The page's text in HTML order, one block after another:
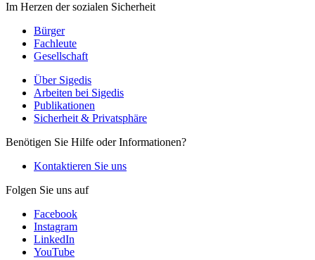
Im Herzen der sozialen Sicherheit
Bürger
Fachleute
Gesellschaft
Über Sigedis
Arbeiten bei Sigedis
Publikationen
Sicherheit & Privatsphäre
Benötigen Sie Hilfe oder Informationen?
Kontaktieren Sie uns
Folgen Sie uns auf
Facebook
Instagram
LinkedIn
YouTube